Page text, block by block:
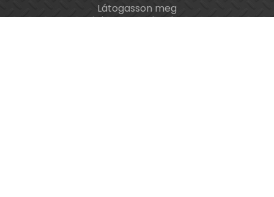
Látogasson meg
minket a Facebookon!